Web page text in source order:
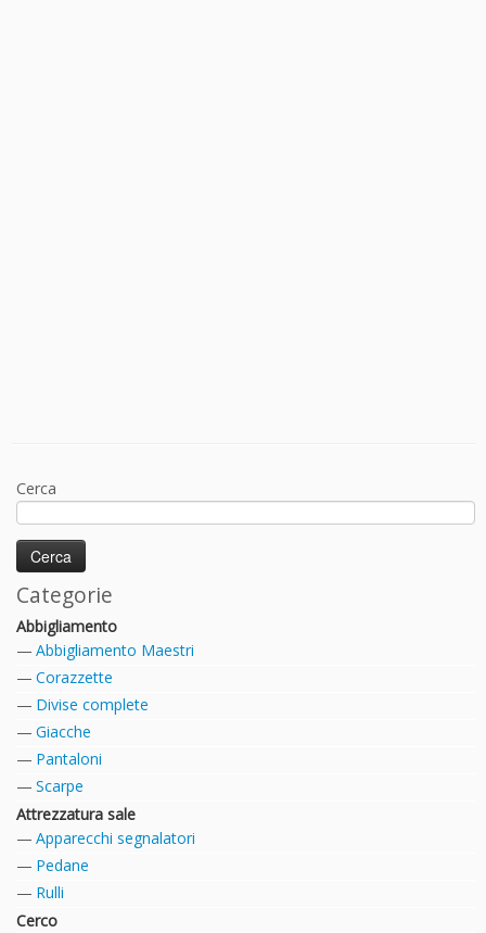
Cerca
Categorie
Abbigliamento
Abbigliamento Maestri
Corazzette
Divise complete
Giacche
Pantaloni
Scarpe
Attrezzatura sale
Apparecchi segnalatori
Pedane
Rulli
Cerco